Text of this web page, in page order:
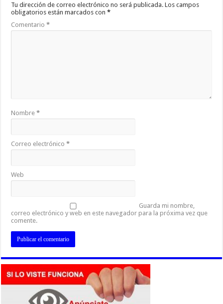
Tu dirección de correo electrónico no será publicada. Los campos
obligatorios están marcados con*
Comentario*
Nombre*
Correo electrónico*
Web
Guarda mi nombre,
correo electrónico y web en este navegador para la próxima vez que
comente.